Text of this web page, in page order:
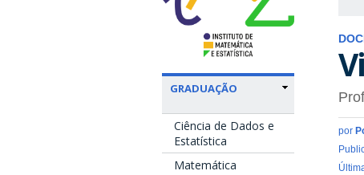
GRADUAÇÃO
Ciência de Dados e
Estatística
Matemática
por